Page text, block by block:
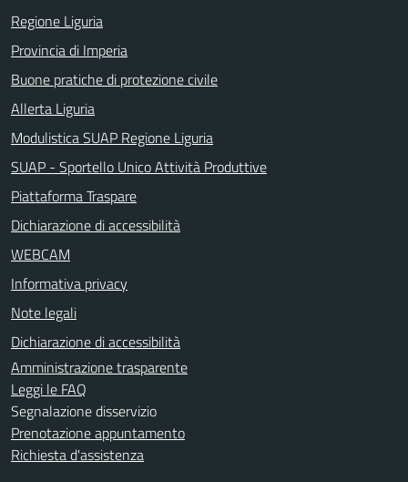
Regione Liguria
Provincia di Imperia
Buone pratiche di protezione civile
Allerta Liguria
Modulistica SUAP Regione Liguria
SUAP - Sportello Unico Attività Produttive
Piattaforma Traspare
Dichiarazione di accessibilità
WEBCAM
Informativa privacy
Note legali
Dichiarazione di accessibilità
Amministrazione trasparente
Leggi le FAQ
Segnalazione disservizio
Prenotazione appuntamento
Richiesta d'assistenza